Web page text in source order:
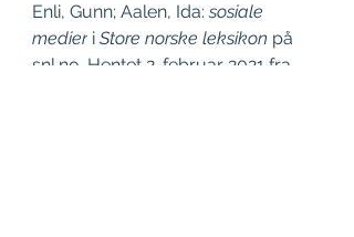
Enli, Gunn; Aalen, Ida: sosiale
medier i Store norske leksikon på
snl.no. Hentet 2. februar 2021 fra